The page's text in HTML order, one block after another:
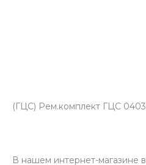
(ГЦС) Рем.комплект ГЦС
В нашем интернет-магазине